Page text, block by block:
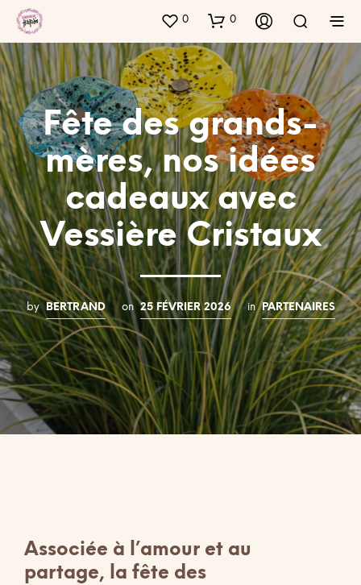
0 0
Fête des grands-
mères, nos idées
cadeaux avec
Vessière Cristaux
by BERTRAND on 25 FÉVRIER 2026 in PARTENAIRES
Associée à l’amour et au
partage, la fête des